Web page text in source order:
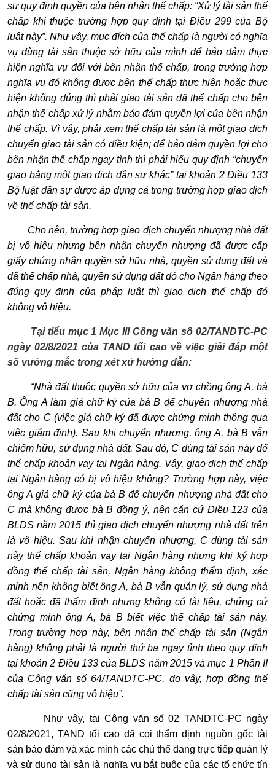
sựquy định quyền của bên nhận thế chấp: “Xử lý tài sản thế
chấp khi thuộc trường hợp quy định tại Điều 299 của Bộ
luật này”. Như vậy, mục đích của thế chấp là người có nghĩa
vụ dùng tài sản thuộc sở hữu của mình để bảo đảm thực
hiện nghĩa vụ đối với bên nhận thế chấp, trong trường hợp
nghĩa vụ đó không được bên thế chấp thực hiện hoặc thực
hiện không đúng thì phải giao tài sản đã thế chấp cho bên
nhận thế chấp xử lý nhằm bảo đảm quyền lợi của bên nhận
thế chấp. Vì vậy, phải xem thế chấp tài sản là một giao dịch
chuyển giao tài sản có điều kiện; để bảo đảm quyền lợi cho
bên nhận thế chấp ngay tình thì phải hiểu quy định “chuyển
giao bằng một giao dịch dân sự khác” tại khoản 2 Điều 133
Bộ luật dân sự được áp dụng cả trong trường hợp giao dịch
về thế chấp tài sản.
Cho nên, trường hợp giao dịch chuyển nhượng nhà đất
bị vô hiệu nhưng bên nhận chuyển nhượng đã được cấp
giấy chứng nhận quyền sở hữu nhà, quyền sử dụng đất và
đã thế chấp nhà, quyền sử dụng đất đó cho Ngân hàng theo
đúng quy định của pháp luật thì giao dịch thế chấp đó
không vô hiệu.
Tại tiểu mục 1 Mục III Công văn số 02/TANDTC-PC
ngày 02/8/2021 của TAND tối cao về việc giải đáp một
số vướng mắc trong xét xử hướng dẫn:
“Nhà đất thuộc quyền sở hữu của vợ chồng ông A, bà
B. Ông A làm giả chữ ký của bà B để chuyển nhượng nhà
đất cho C (việc giả chữ ký đã được chứng minh thông qua
việc giám định). Sau khi chuyển nhượng, ông A, bà B vẫn
chiếm hữu, sử dụng nhà đất. Sau đó, C dùng tài sản này để
thế chấp khoản vay tại Ngân hàng. Vậy, giao dịch thế chấp
tại Ngân hàng có bị vô hiệu không? Trường hợp này, việc
ông A giả chữ ký của bà B để chuyển nhượng nhà đất cho
C mà không được bà B đồng ý, nên căn cứ Điều 123 của
BLDS năm 2015 thì giao dịch chuyển nhượng nhà đất trên
là vô hiệu. Sau khi nhận chuyển nhượng, C dùng tài sản
này thế chấp khoản vay tại Ngân hàng nhưng khi ký hợp
đồng thế chấp tài sản, Ngân hàng không thẩm định, xác
minh nên không biết ông A, bà B vẫn quản lý, sử dụng nhà
đất hoặc đã thẩm định nhưng không có tài liệu, chứng cứ
chứng minh ông A, bà B biết việc thế chấp tài sản này.
Trong trường hợp này, bên nhận thế chấp tài sản (Ngân
hàng) không phải là người thứ ba ngay tình theo quy định
tại khoản 2 Điều 133 của BLDS năm 2015 và mục 1 Phần II
của Công văn số 64/TANDTC-PC, do vậy, hợp đồng thế
chấp tài sản cũng vô hiệu”.
Như vậy, tại Công văn số 02 TANDTC-PC ngày
02/8/2021, TAND tối cao đã coi thẩm định nguồn gốc tài
sản bảo đảm và xác minh các chủ thể đang trực tiếp quản lý
và sử dụng tài sản là nghĩa vụ bắt buộc của các tổ chức tín